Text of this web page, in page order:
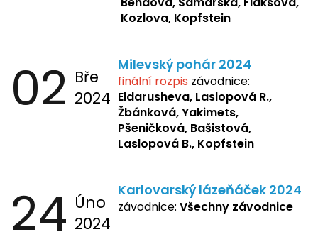
Kozlova, Kopfstein
02 Bře
2024
Milevský pohár 2024
finální rozpis závodnice:
Eldarusheva, Laslopová R.,
Žbánková, Yakimets,
Pšeničková, Bašistová,
Laslopová B., Kopfstein
24 Úno
2024
Karlovarský lázeňáček 2024
závodnice: Všechny závodnice